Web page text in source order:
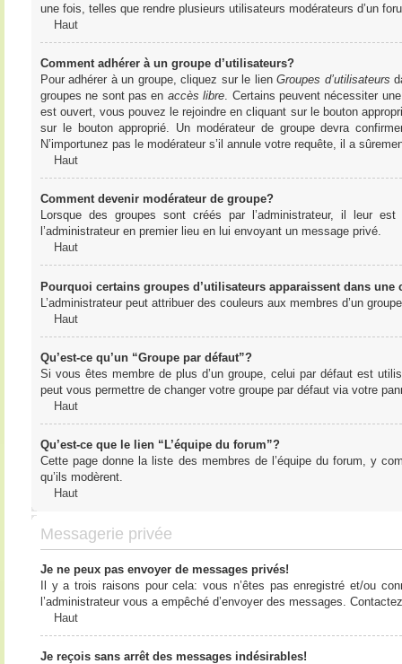
une fois, telles que rendre plusieurs utilisateurs modérateurs d’un
Haut
Comment adhérer à un groupe d’utilisateurs?
Pour adhérer à un groupe, cliquez sur le lienGroupes d’utilisateurs
groupes ne sont pas en accès libre. Certains peuvent nécessiter
est ouvert, vous pouvez le rejoindre en cliquant sur le bouton
sur le bouton approprié. Un modérateur de groupe devra
N’importunez pas le modérateur s’il annule votre requête, il a
Haut
Comment devenir modérateur de groupe?
Lorsque des groupes sont créés par l’administrateur, il leur
l’administrateur en premier lieu en lui envoyant un message privé.
Haut
Pourquoi certains groupes d’utilisateurs apparaissent dans une
L’administrateur peut attribuer des couleurs aux membres d’un
Haut
Qu’est-ce qu’un “Groupe par défaut”?
Si vous êtes membre de plus d’un groupe, celui par défaut est
peut vous permettre de changer votre groupe par défaut via votre
Haut
Qu’est-ce que le lien “L’équipe du forum”?
Cette page donne la liste des membres de l’équipe du forum, y
qu’ils modèrent.
Haut
Messagerie privée
Je ne peux pas envoyer de messages privés!
Il y a trois raisons pour cela: vous n’êtes pas enregistré et/ou
l’administrateur vous a empêché d’envoyer des messages.
Haut
Je reçois sans arrêt des messages indésirables!